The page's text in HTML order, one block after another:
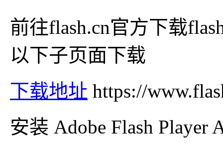
前往flash.cn官方下载
以下子页面下载
下载地址 https://
安装 Adobe Flash Player